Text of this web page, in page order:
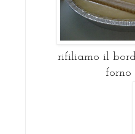
rifiliamo il
forno